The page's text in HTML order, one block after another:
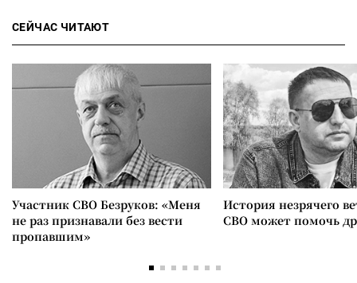
СЕЙЧАС ЧИТАЮТ
Участник СВО Безруков: «Меня
не раз признавали без вести
пропавшим»
История незрячего
СВО может помочь